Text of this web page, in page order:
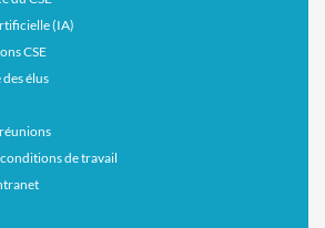
(IA)
CSE
élus
de travail